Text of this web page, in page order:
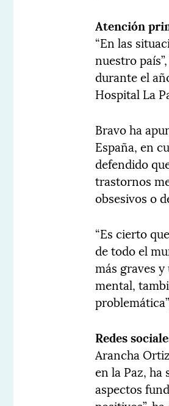
Atención
“En las
nuestro
durante el
Hospital La
Bravo ha
España, en
defendido
trastornos
obsesivos o
“Es cierto
de todo el
más graves
mental,
Redes
Arancha
en la Paz, ha
aspectos